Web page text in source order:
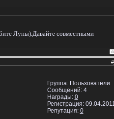
Луны).Давайте совместными
#
Группа: Пользователи
Сообщений: 4
Награды: 0
Регистрация:
Репутация: 0